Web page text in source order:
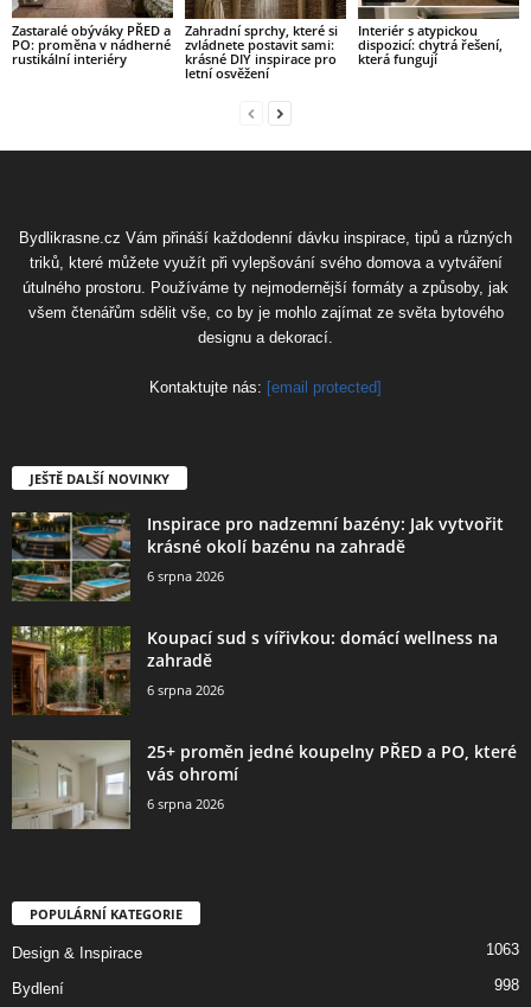
Zastaralé obýváky PŘED a
PO: proměna v nádherné
rustikální interiéry
Zahradní sprchy, které si
zvládnete postavit sami:
krásné DIY inspirace pro
letní osvěžení
Interiér s atypickou
dispozicí: chytrá řešení,
která fungují
Bydlikrasne.cz Vám přináší každodenní dávku inspirace, tipů a různých
triků, které můžete využít při vylepšování svého domova a vytváření
útulného prostoru. Používáme ty nejmodernější formáty a způsoby, jak
všem čtenářům sdělit vše, co by je mohlo zajímat ze světa bytového
designu a dekorací.
Kontaktujte nás: [email protected]
JEŠTĚ DALŠÍ NOVINKY
Inspirace pro nadzemní bazény: Jak vytvořit
krásné okolí bazénu na zahradě
6 srpna 2026
Koupací sud s vířivkou: domácí wellness na
zahradě
6 srpna 2026
25+ proměn jedné koupelny PŘED a PO, které
vás ohromí
6 srpna 2026
POPULÁRNÍ KATEGORIE
Design & Inspirace 1063
Bydlení 998